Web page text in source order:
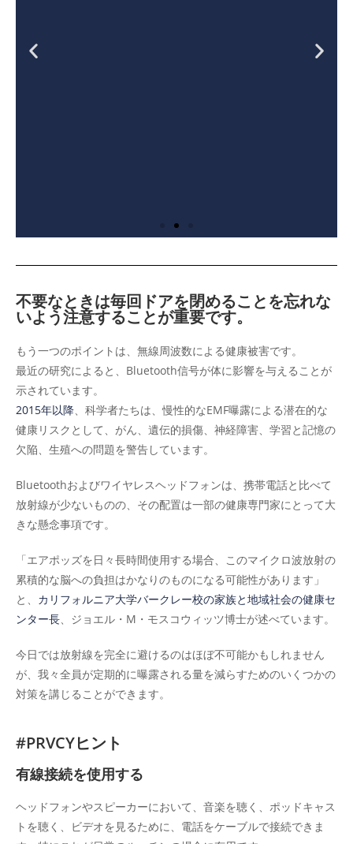
ブルーバギング
とは、Bluetooth対応デバイスへの接続
を確立し、バックドアアクセスまたは
マルウェアをデバイスにインストール
する技術です。それによって、ハッカ
セージを読んだり送信したり、連絡先
にアクセスしたりすることができま
不要なときは毎回ドアを閉めることを忘れな
いよう注意することが重要です。
もう一つのポイントは、無線周波数による健康被害です。
最近の研究によると、Bluetooth信号が体に影響を与えることが
示されています。
2015年以降、科学者たちは、慢性的なEMF曝露による潜在的な
健康リスクとして、がん、遺伝的損傷、神経障害、学習と記憶の
欠陥、生殖への問題を警告しています。
Bluetoothおよびワイヤレスヘッドフォンは、携帯電話と比べて
放射線が少ないものの、その配置は一部の健康専門家にとって大
きな懸念事項です。
「エアポッズを日々長時間使用する場合、このマイクロ波放射の
累積的な脳への負担はかなりのものになる可能性があります」
と、 カリフォルニア大学バークレー校の家族と地域社会の健康セ
ンター長、ジョエル・M・モスコウィッツ博士が述べています。
今日では放射線を完全に避けるのはほぼ不可能かもしれません
が、我々全員が定期的に曝露される量を減らすためのいくつかの
対策を講じることができます。
#PRVCYヒント
有線接続を使用する
ヘッドフォンやスピーカーにおいて、音楽を聴く、ポッドキャス
トを聴く、ビデオを見るために、電話をケーブルで接続できま